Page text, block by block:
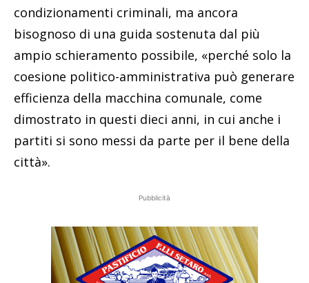
condizionamenti criminali, ma ancora
bisognoso di una guida sostenuta dal più
ampio schieramento possibile, «perché solo la
coesione politico-amministrativa può generare
efficienza della macchina comunale, come
dimostrato in questi dieci anni, in cui anche i
partiti si sono messi da parte per il bene della
città».
Pubblicità